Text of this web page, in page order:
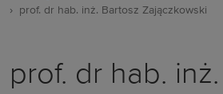
prof. dr hab. inż. Bartosz Zajączkowski
prof. dr hab. inż.